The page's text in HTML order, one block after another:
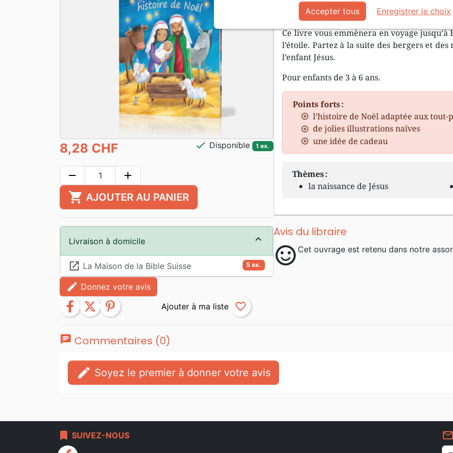
La seule chambre libre est une
Ce livre vous emmènera en voyage
l’étoile. Partez à la suite des bergers et
l’enfant Jésus.
Pour enfants de 3 à 6 ans.
Points forts :
l’histoire de Noël adaptée aux tout-
de jolies illustrations naïves
une idée de cadeau
Thèmes :
la naissance de Jésus
Avis du libraire
sentiment_satisfied Cet ouvrage est retenu dans notre
8,28 CHF check Disponible 1 ex.
remove add
shopping_cart AJOUTER AU PANIER
Livraison à domicile
5 ex.
launch La Maison de la Bible Suisse
edit Donnez votre avis
facebook twitter pinterest favorite_border
chat Commentaires (0)
edit Soyez le premier à donner votre avis
bookmark SUIVEZ-NOUS mail_outline
Accepter tous Enregistrer le choix